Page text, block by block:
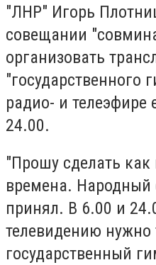
"ЛНР" Игорь
совещании
организовать
"государственного
радио- и телеэфире
24.00.
"Прошу сделать
времена. Народный
принял. В 6.00 и
телевидению нужно
государственный